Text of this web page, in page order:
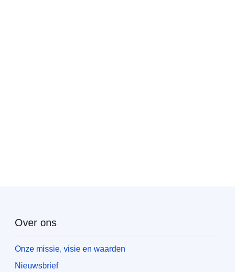
Over ons
Onze missie, visie en waarden
Nieuwsbrief